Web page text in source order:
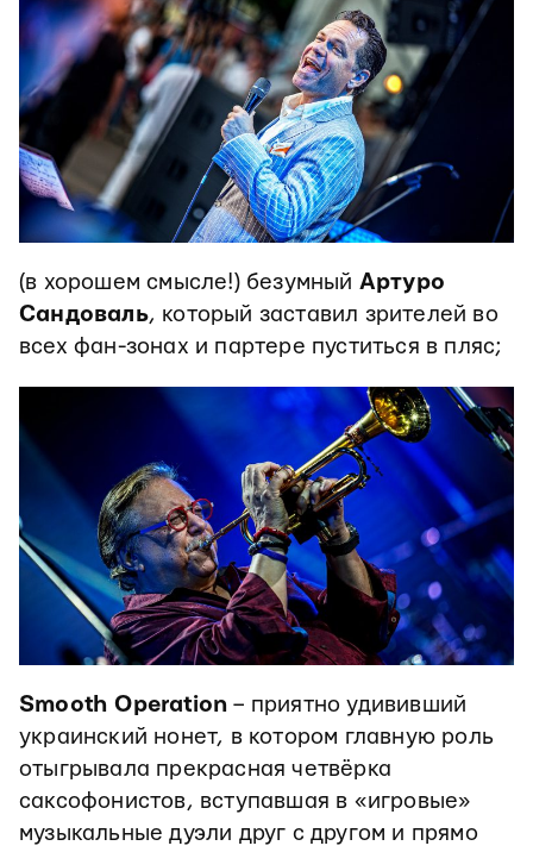
(в хорошем смысле!) безумный Артуро
Сандоваль, который заставил зрителей во
всех фан-зонах и партере пуститься в пляс;
Smooth Operation – приятно удививший
украинский нонет, в котором главную роль
отыгрывала прекрасная четвёрка
саксофонистов, вступавшая в «игровые»
музыкальные дуэли друг с другом и прямо